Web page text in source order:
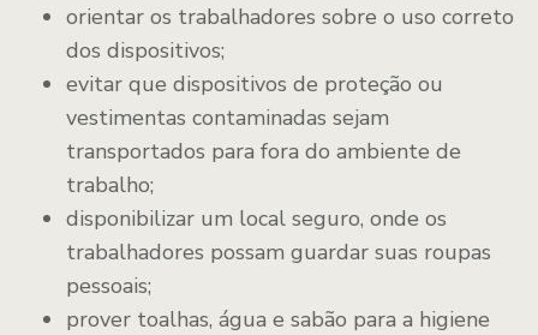
orientar os trabalhadores sobre o uso correto
dos dispositivos;
evitar que dispositivos de proteção ou
vestimentas contaminadas sejam
transportados para fora do ambiente de
trabalho;
disponibilizar um local seguro, onde os
trabalhadores possam guardar suas roupas
pessoais;
prover toalhas, água e sabão para a higiene